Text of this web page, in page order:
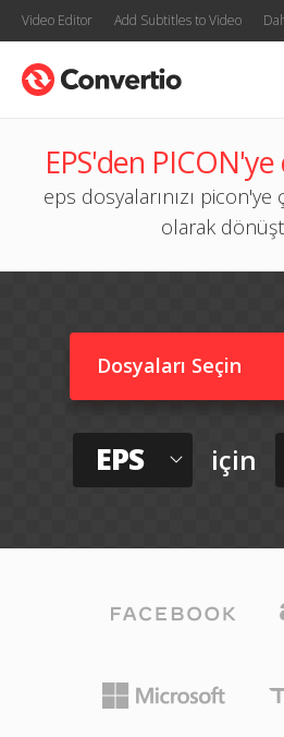
Video Editor Add Subtitles to Video
EPS'den
eps dosyalarınızı
olarak
Dosyaları Seçin
EPS için